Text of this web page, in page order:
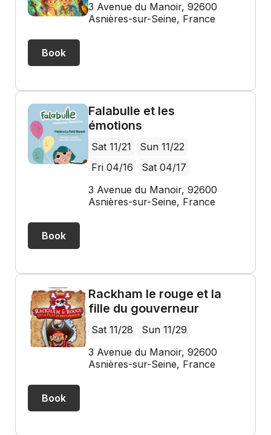
3 Avenue du Manoir, 92600
Asnières-sur-Seine, France
Book
Falabulle et les
émotions
Sat 11/21
Sun 11/22
Fri 04/16
Sat 04/17
3 Avenue du Manoir, 92600
Asnières-sur-Seine, France
Book
Rackham le rouge et la
fille du gouverneur
Sat 11/28
Sun 11/29
3 Avenue du Manoir, 92600
Asnières-sur-Seine, France
Book